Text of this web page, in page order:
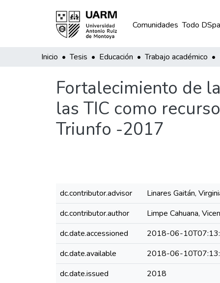
Comunidades Todo
Inicio Tesis Educación Trabajo académico
Fortalecimiento de
las TIC como
Triunfo -2017
dc.contributor.advisor
Linares Gaitán,
dc.contributor.author
Limpe Cahuana,
dc.date.accessioned
2018-06-
dc.date.available
2018-06-
dc.date.issued
2018